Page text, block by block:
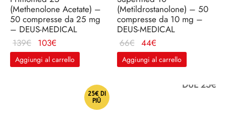
(Methenolone Acetate) –
50 compresse da 25 mg
– DEUS-MEDICAL
139€ Il
prezzo
originale
103€
prezzo
attuale
Aggiungi al carrello
(Metildrostanolone) – 50
compresse da 10 mg –
DEUS-MEDICAL
66€ Il
prezzo
originale
44€
prezzo
attuale
Aggiungi al carrello
25€ DI
PIÙ
DUE 25€